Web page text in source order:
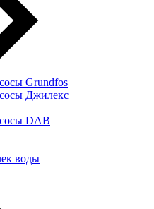
Grundfos
Джилекс
DAB
воды